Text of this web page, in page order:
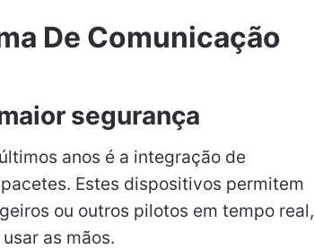
De Comunicação
segurança
anos é a integração de
Estes dispositivos permitem
ou outros pilotos em tempo real,
as mãos.